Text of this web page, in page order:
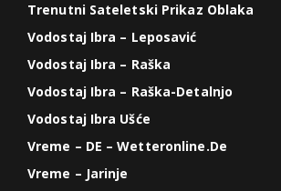
Trenutni Sateletski Prikaz Oblaka
Vodostaj Ibra – Leposavić
Vodostaj Ibra – Raška
Vodostaj Ibra – Raška-Detalnjo
Vodostaj Ibra Ušće
Vreme – DE – Wetteronline.de
Vreme – Jarinje